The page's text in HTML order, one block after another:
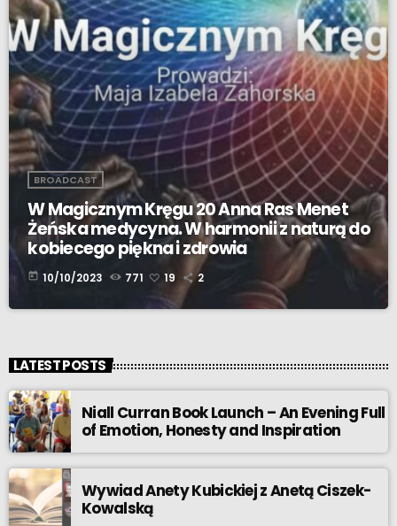
BROADCAST
W Magicznym Kręgu 20 Anna Ras Menet
Żeńska medycyna. W harmonii z naturą do
kobiecego piękna i zdrowia
today 10/10/2023 771 19 2
LATEST POSTS
Niall Curran Book Launch – An Evening Full
of Emotion, Honesty and Inspiration
Wywiad Anety Kubickiej z Anetą Ciszek-
Kowalską